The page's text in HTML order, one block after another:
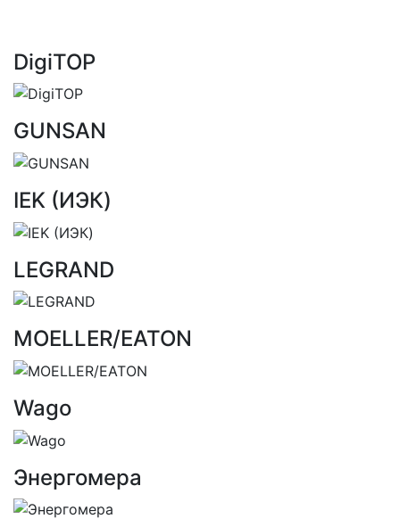
DigiTOP
GUNSAN
IEK (ИЭК)
LEGRAND
MOELLER/EATON
Wago
Энергомера